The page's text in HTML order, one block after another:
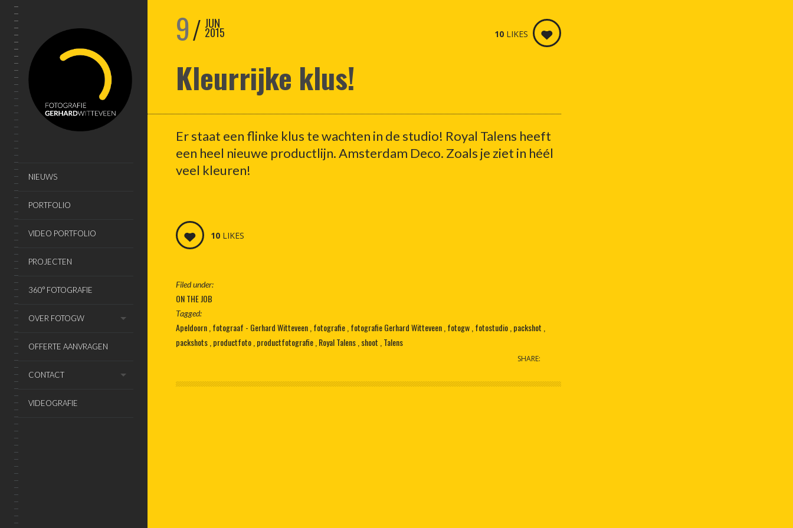
NIEUWS
PORTFOLIO
VIDEO PORTFOLIO
PROJECTEN
360° FOTOGRAFIE
OVER FOTOGW
OFFERTE AANVRAGEN
CONTACT
VIDEOGRAFIE
9 JUN
2015
Kleurrijke klus!
10LIKES
Er staat een flinke klus te wachten in de studio! Royal Talens heeft
een heel nieuwe productlijn. Amsterdam Deco. Zoals je ziet in héél
veel kleuren!
10 LIKES
Filed under:
ON THE JOB
Tagged:
Apeldoorn fotograaf - Gerhard Witteveen fotografie fotografie Gerhard Witteveen fotogw fotostudio packshot
packshots productfoto productfotografie Royal Talens shoot Talens
SHARE: